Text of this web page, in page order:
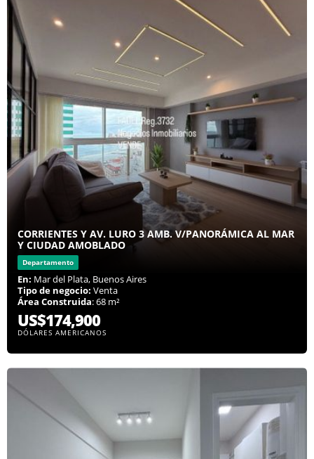
CORRIENTES Y AV. LURO 3 AMB. V/PANORÁMICA AL MAR
Y CIUDAD AMOBLADO
Departamento
En: Mar del Plata, Buenos Aires
Tipo de negocio: Venta
Área Construida: 68 m²
US$174,900
DÓLARES AMERICANOS